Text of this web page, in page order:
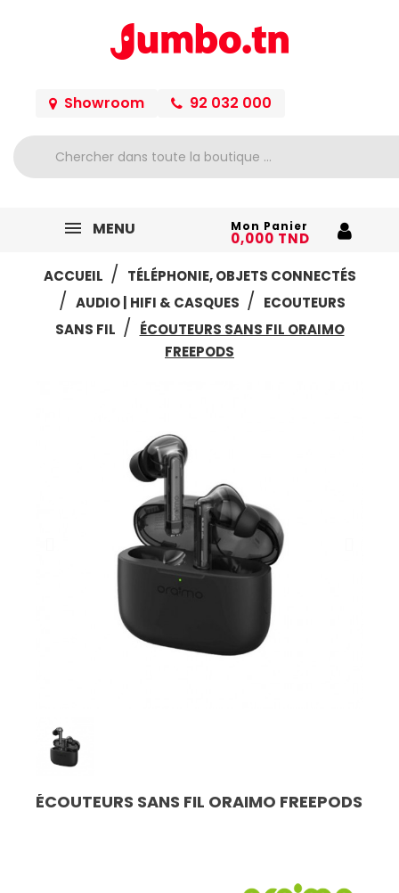
Showroom 92 032 000
MENU Mon Panier
0,000 TND
ACCUEIL
TÉLÉPHONIE, OBJETS CONNECTÉS
AUDIO | HIFI & CASQUES
ECOUTEURS
SANS FIL
ÉCOUTEURS SANS FIL ORAIMO
FREEPODS
ÉCOUTEURS SANS FIL ORAIMO FREEPODS